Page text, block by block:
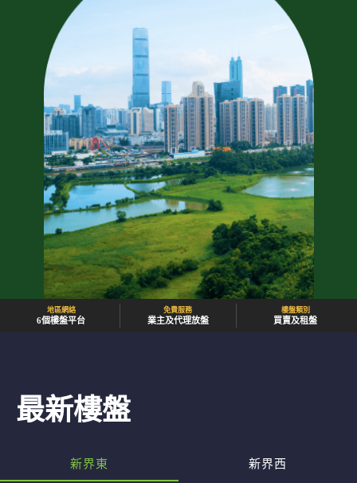
地區網絡
6個樓盤平台
免費服務
業主及代理放盤
樓盤類別
買賣及租盤
最新樓盤
新界東 新界西